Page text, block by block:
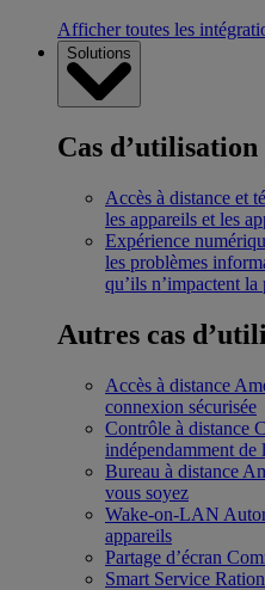
Afficher toutes les
Solutions
Cas
Accès à distance et
les appareils et les
Expérience
les problèmes
qu’ils n’impactent
Autres cas
Accès à distance
connexion sécurisée
Contrôle à distance
indépendamment de
Bureau à distance
vous soyez
Wake-on-LAN
appareils
Partage d’écran
Smart Service